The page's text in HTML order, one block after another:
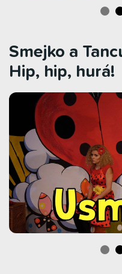
Smejko a
Hip, hip, hurá!